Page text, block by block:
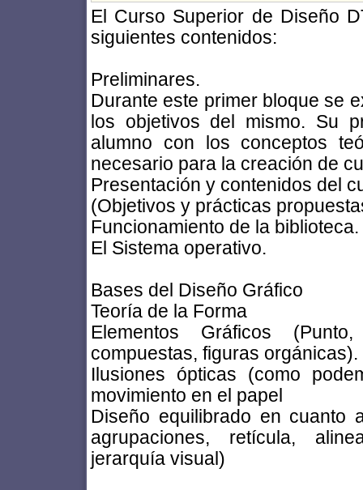
El Curso Superior de Diseño
siguientes contenidos:
Preliminares.
Durante este primer bloque se
los objetivos del mismo. Su
alumno con los conceptos
necesario para la creación de
Presentación y contenidos del
(Objetivos y prácticas
Funcionamiento de la biblioteca.
El Sistema operativo.
Bases del Diseño Gráfico
Teoría de la Forma
Elementos Gráficos
compuestas, figuras orgánicas).
Ilusiones ópticas (como
movimiento en el papel
Diseño equilibrado en cuanto
agrupaciones, retícula,
jerarquía visual)